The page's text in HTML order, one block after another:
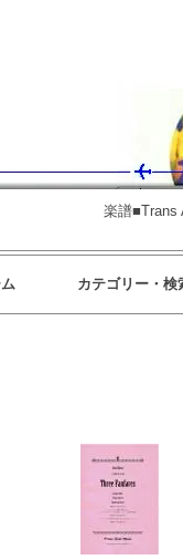
楽譜■Trans
カテゴリー・検